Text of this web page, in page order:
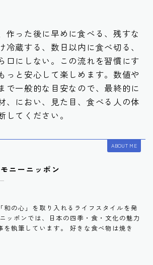
作った後に早めに食べる、残すな
冷蔵する、数日以内に食べ切る、
口にしない。この流れを習慣にす
っと安心して楽しめます。数値や
で一般的な目安なので、最終的に
、におい、見た目、食べる人の体
してください。
ABOUT ME
ニーニッポン
和の心」を取り入れるライフスタイルを発
ッポンでは、日本の四季・食・文化の魅力
を執筆しています。 好きな食べ物は焼き